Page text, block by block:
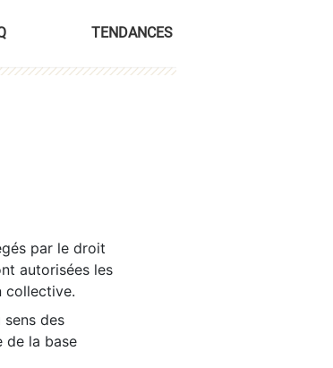
TENDANCES
par le droit
autorisées les
collective.
des
de la base